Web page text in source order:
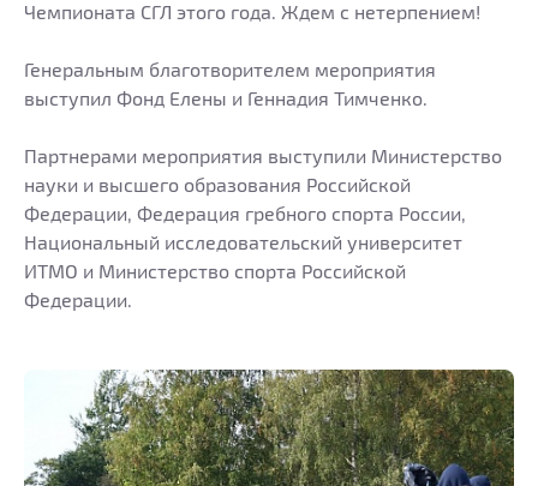
Чемпионата СГЛ этого года. Ждем с нетерпением!
Генеральным благотворителем мероприятия
выступил Фонд Елены и Геннадия Тимченко.
Партнерами мероприятия выступили Министерство
науки и высшего образования Российской
Федерации, Федерация гребного спорта России,
Национальный исследовательский университет
ИТМО и Министерство спорта Российской
Федерации.